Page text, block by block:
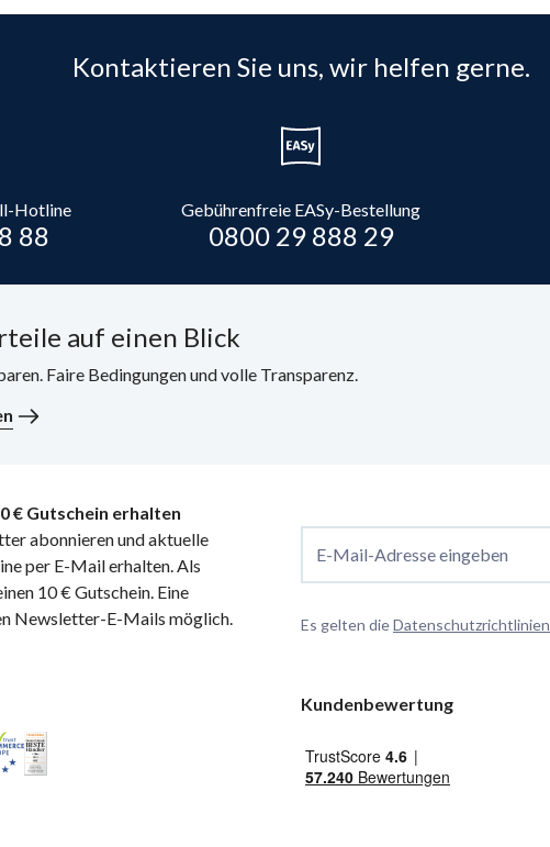
Kontaktieren Sie uns, wir helfen gerne.
Hotline
88
Gebührenfreie EASy-Bestellung
0800 29 888 29
auf einen Blick
Faire Bedingungen und volle Transparenz.
€ Gutschein erhalten
abonnieren und aktuelle
per E-Mail erhalten. Als
10 € Gutschein. Eine
Newsletter-E-Mails möglich.
E-Mail-Adresse eingeben
Es gelten dieDatenschutzrichtlinien
Kundenbewertung